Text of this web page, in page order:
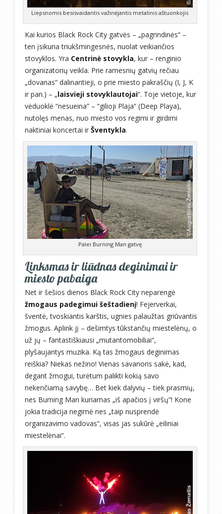
Liepsnomis besisvaidantis važinėjantis metalinis aštuonkojis
Kai kurios Black Rock City gatvės – „pagrindinės“ –
ten įsikuria triukšmingesnės, nuolat veikiančios
stovyklos. Yra Centrinė stovykla, kur – renginio
organizatorių veikla. Prie ramesnių gatvių rečiau
„dovanas“ dalinantieji, o prie miesto pakraščių (I, J, K
ir pan.) – „laisvieji stovyklautojai“. Toje vietoje, kur
vėduoklė “nesueina” – “gilioji Plaja” (Deep Playa),
nutolęs menas, nuo miesto vos regimi ir girdimi
naktiniai koncertai ir Šventykla.
Palei Burning Man gatvę
Linksmas ir liūdnas deginimai ir
miesto pabaiga
Net ir šešios dienos Black Rock City neparengė
žmogaus padegimui šeštadienį! Fejerverkai,
šventė, tvoskiantis karštis, ugnies palaužtas griūvantis
žmogus. Aplink jį – dešimtys tūkstančių miestelėnų, o
už jų – fantastiškiausi „mutantomobiliai“,
plyšaujantys muzika. Ką tas žmogaus deginimas
reiškia? Niekas nežino! Vienas savanoris sakė, kad,
degant žmogui, turėtum palikti kokią savo
nekenčiamą savybę… Bet kiek dalyvių – tiek prasmių,
nes Burning Man kuriamas „iš apačios į viršų“! Kone
jokia tradicija negimė nes „taip nusprendė
organizavimo vadovas“, visas jas sukūrė „eiliniai
miestelėnai“.